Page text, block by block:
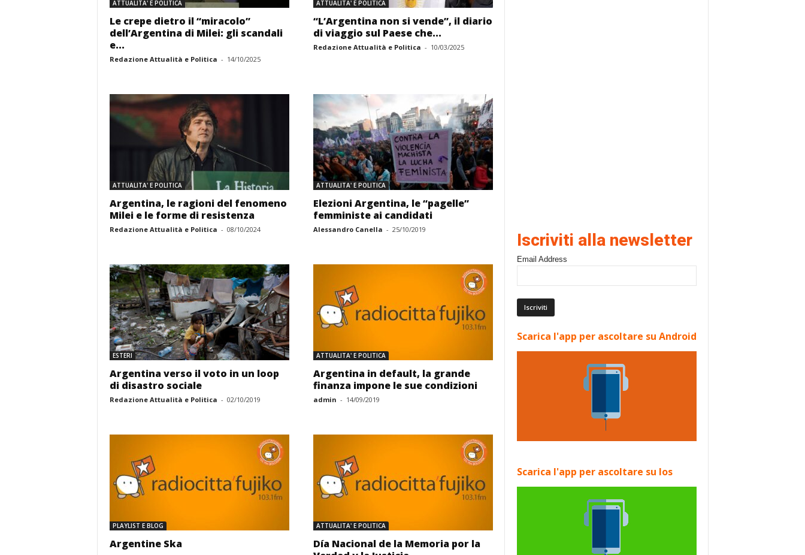
ATTUALITA' E POLITICA
Le crepe dietro il “miracolo”
dell’Argentina di Milei: gli scandali
e...
Redazione Attualità e Politica - 14/10/2025
ATTUALITA' E POLITICA
“L’Argentina non si vende”, il diario
di viaggio sul Paese che...
Redazione Attualità e Politica - 10/03/2025
ATTUALITA' E POLITICA
Argentina, le ragioni del fenomeno
Milei e le forme di resistenza
Redazione Attualità e Politica - 08/10/2024
ATTUALITA' E POLITICA
Elezioni Argentina, le “pagelle”
femministe ai candidati
Alessandro Canella - 25/10/2019
ESTERI
Argentina verso il voto in un loop
di disastro sociale
Redazione Attualità e Politica - 02/10/2019
ATTUALITA' E POLITICA
Argentina in default, la grande
finanza impone le sue condizioni
admin - 14/09/2019
PLAYLIST E BLOG
Argentine Ska
ATTUALITA' E POLITICA
Día Nacional de la Memoria por la
Iscriviti alla newsletter
Email Address
Scarica l'app per ascoltare su Android
Scarica l'app per ascoltare su Ios